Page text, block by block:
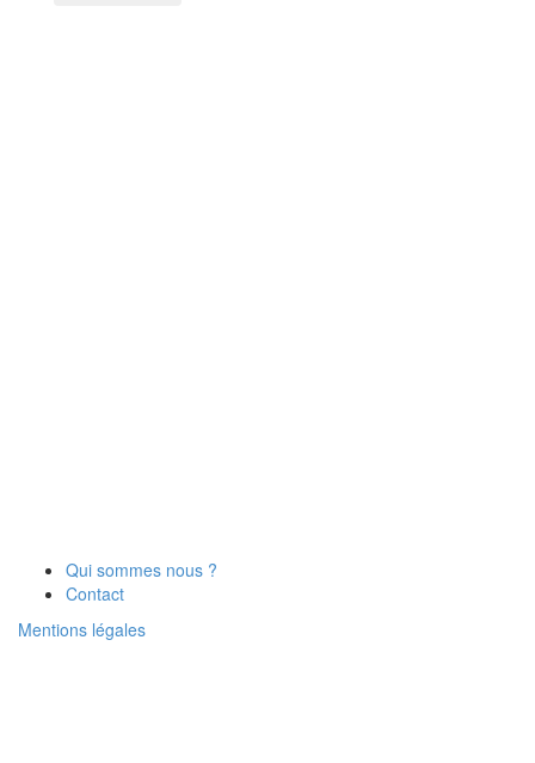
Qui sommes nous ?
Contact
Mentions légales